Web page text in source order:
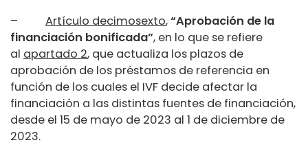
– Artículo decimosexto,“Aprobación de la
financiación bonificada”, en lo que se refiere
al apartado 2, que actualiza los plazos de
aprobación de los préstamos de referencia en
función de los cuales el IVF decide afectar la
financiación a las distintas fuentes de financiación,
desde el 15 de mayo de 2023 al 1 de diciembre de
2023.